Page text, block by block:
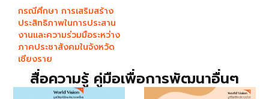
กรณีศึกษา การเสริมสร้าง
ประสิทธิภาพในการประสาน
งานและความร่วมมือระหว่าง
ภาคประชาสังคมในจังหวัด
เชียงราย
สื่อความรู้ คู่มือเพื่อการพัฒนาอื่นๆ